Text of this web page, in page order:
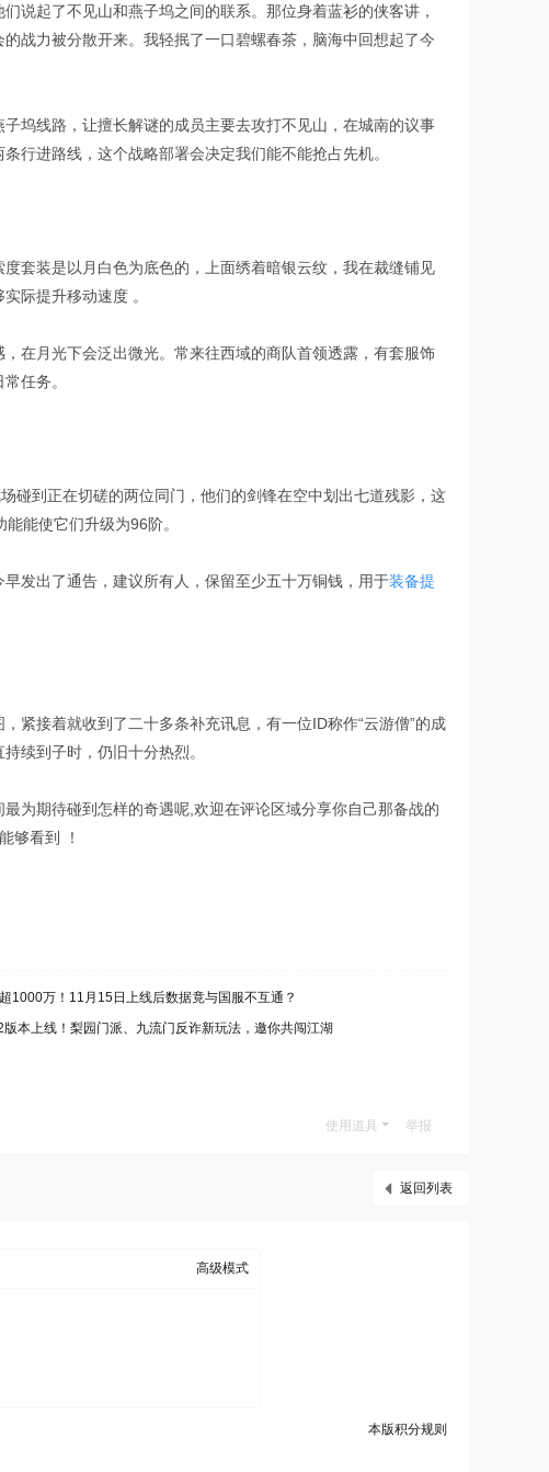
说起了不见山和燕子坞之间的联系。那位身着蓝衫的侠客讲，
战力被分散开来。我轻抿了一口碧螺春茶，脑海中回想起了今
坞线路，让擅长解谜的成员主要去攻打不见山，在城南的议事
行进路线，这个战略部署会决定我们能不能抢占先机。
套装是以月白色为底色的，上面绣着暗银云纹，我在裁缝铺见
际提升移动速度 。
在月光下会泛出微光。常来往西域的商队首领透露，有套服饰
任务。
碰到正在切磋的两位同门，他们的剑锋在空中划出七道残影，这
能使它们升级为96阶。
发出了通告，建议所有人，保留至少五十万铜钱，用于装备提
紧接着就收到了二十多条补充讯息，有一位ID称作“云游僧”的成
续到子时，仍旧十分热烈。
为期待碰到怎样的奇遇呢,欢迎在评论区域分享你自己那备战的
够看到 ！
1000万！11月15日上线后数据竟与国服不互通？
本上线！梨园门派、九流门反诈新玩法，邀你共闯江湖
使用道具 举报
返回列表
高级模式
本版积分规则